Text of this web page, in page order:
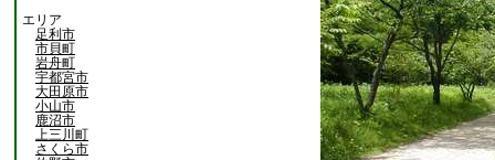
エリア
足利市
市貝町
岩舟町
宇都宮市
大田原市
小山市
鹿沼市
上三川町
さくら市